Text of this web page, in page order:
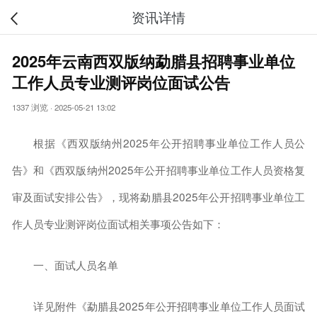
资讯详情
2025年云南西双版纳勐腊县招聘事业单位
工作人员专业测评岗位面试公告
1337 浏览 · 2025-05-21 13:02
根据《西双版纳州2025年公开招聘事业单位工作人员公
告》和《西双版纳州2025年公开招聘事业单位工作人员资格复
审及面试安排公告》，现将勐腊县2025年公开招聘事业单位工
作人员专业测评岗位面试相关事项公告如下：
一、面试人员名单
详见附件《勐腊县2025年公开招聘事业单位工作人员面试